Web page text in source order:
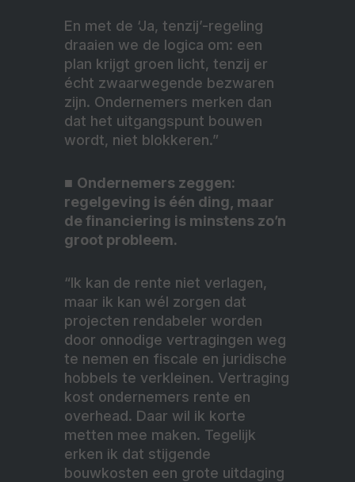
En met de ‘Ja, tenzij’-regeling
draaien we de logica om: een
plan krijgt groen licht, tenzij er
écht zwaarwegende bezwaren
zijn. Ondernemers merken dan
dat het uitgangspunt bouwen
wordt, niet blokkeren.”
■ Ondernemers zeggen:
regelgeving is één ding, maar
de financiering is minstens zo’n
groot probleem.
“Ik kan de rente niet verlagen,
maar ik kan wél zorgen dat
projecten rendabeler worden
door onnodige vertragingen weg
te nemen en fiscale en juridische
hobbels te verkleinen. Vertraging
kost ondernemers rente en
overhead. Daar wil ik korte
metten mee maken. Tegelijk
erken ik dat stijgende
bouwkosten een grote uitdaging